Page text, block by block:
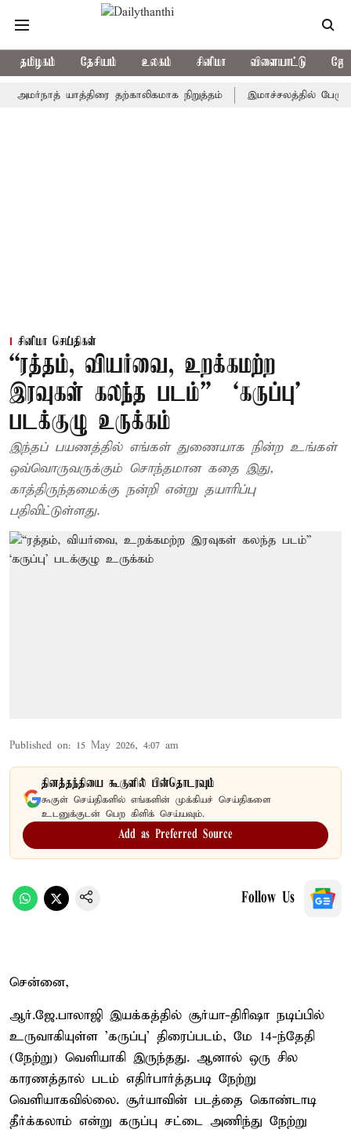
தமிழகம் தேசியம் உலகம் சினிமா விளையாட்டு
யாத்திரை தற்காலிகமாக நிறுத்தம் இமாச்சலத்தில் பேருந்து
சினிமா செய்திகள்
“ரத்தம், வியர்வை, உறக்கமற்ற
இரவுகள் கலந்த படம்” – ‘கருப்பு’
படக்குழு உருக்கம்
இந்தப் பயணத்தில் எங்கள் துணையாக நின்ற உங்கள்
ஒவ்வொருவருக்கும் சொந்தமான கதை இது,
காத்திருந்தமைக்கு நன்றி என்று தயாரிப்பு
பதிவிட்டுள்ளது.
Published on: 15 May 2026, 4:07 am
தினத்தந்தியை கூகுளில் பின்தொடரவும்
கூகுள் செய்திகளில் எங்களின் முக்கியச் செய்திகளை
உடனுக்குடன் பெற கிளிக் செய்யவும்.
Add as Preferred Source
Follow Us
சென்னை,
ஆர்.ஜே.பாலாஜி இயக்கத்தில் சூர்யா-திரிஷா நடிப்பில்
உருவாகியுள்ள 'கருப்பு' திரைப்படம், மே 14-ந்தேதி
(நேற்று) வெளியாகி இருந்தது. ஆனால் ஒரு சில
காரணத்தால் படம் எதிர்பார்த்தபடி நேற்று
வெளியாகவில்லை. சூர்யாவின் படத்தை கொண்டாடி
தீர்க்கலாம் என்று கருப்பு சட்டை அணிந்து நேற்று